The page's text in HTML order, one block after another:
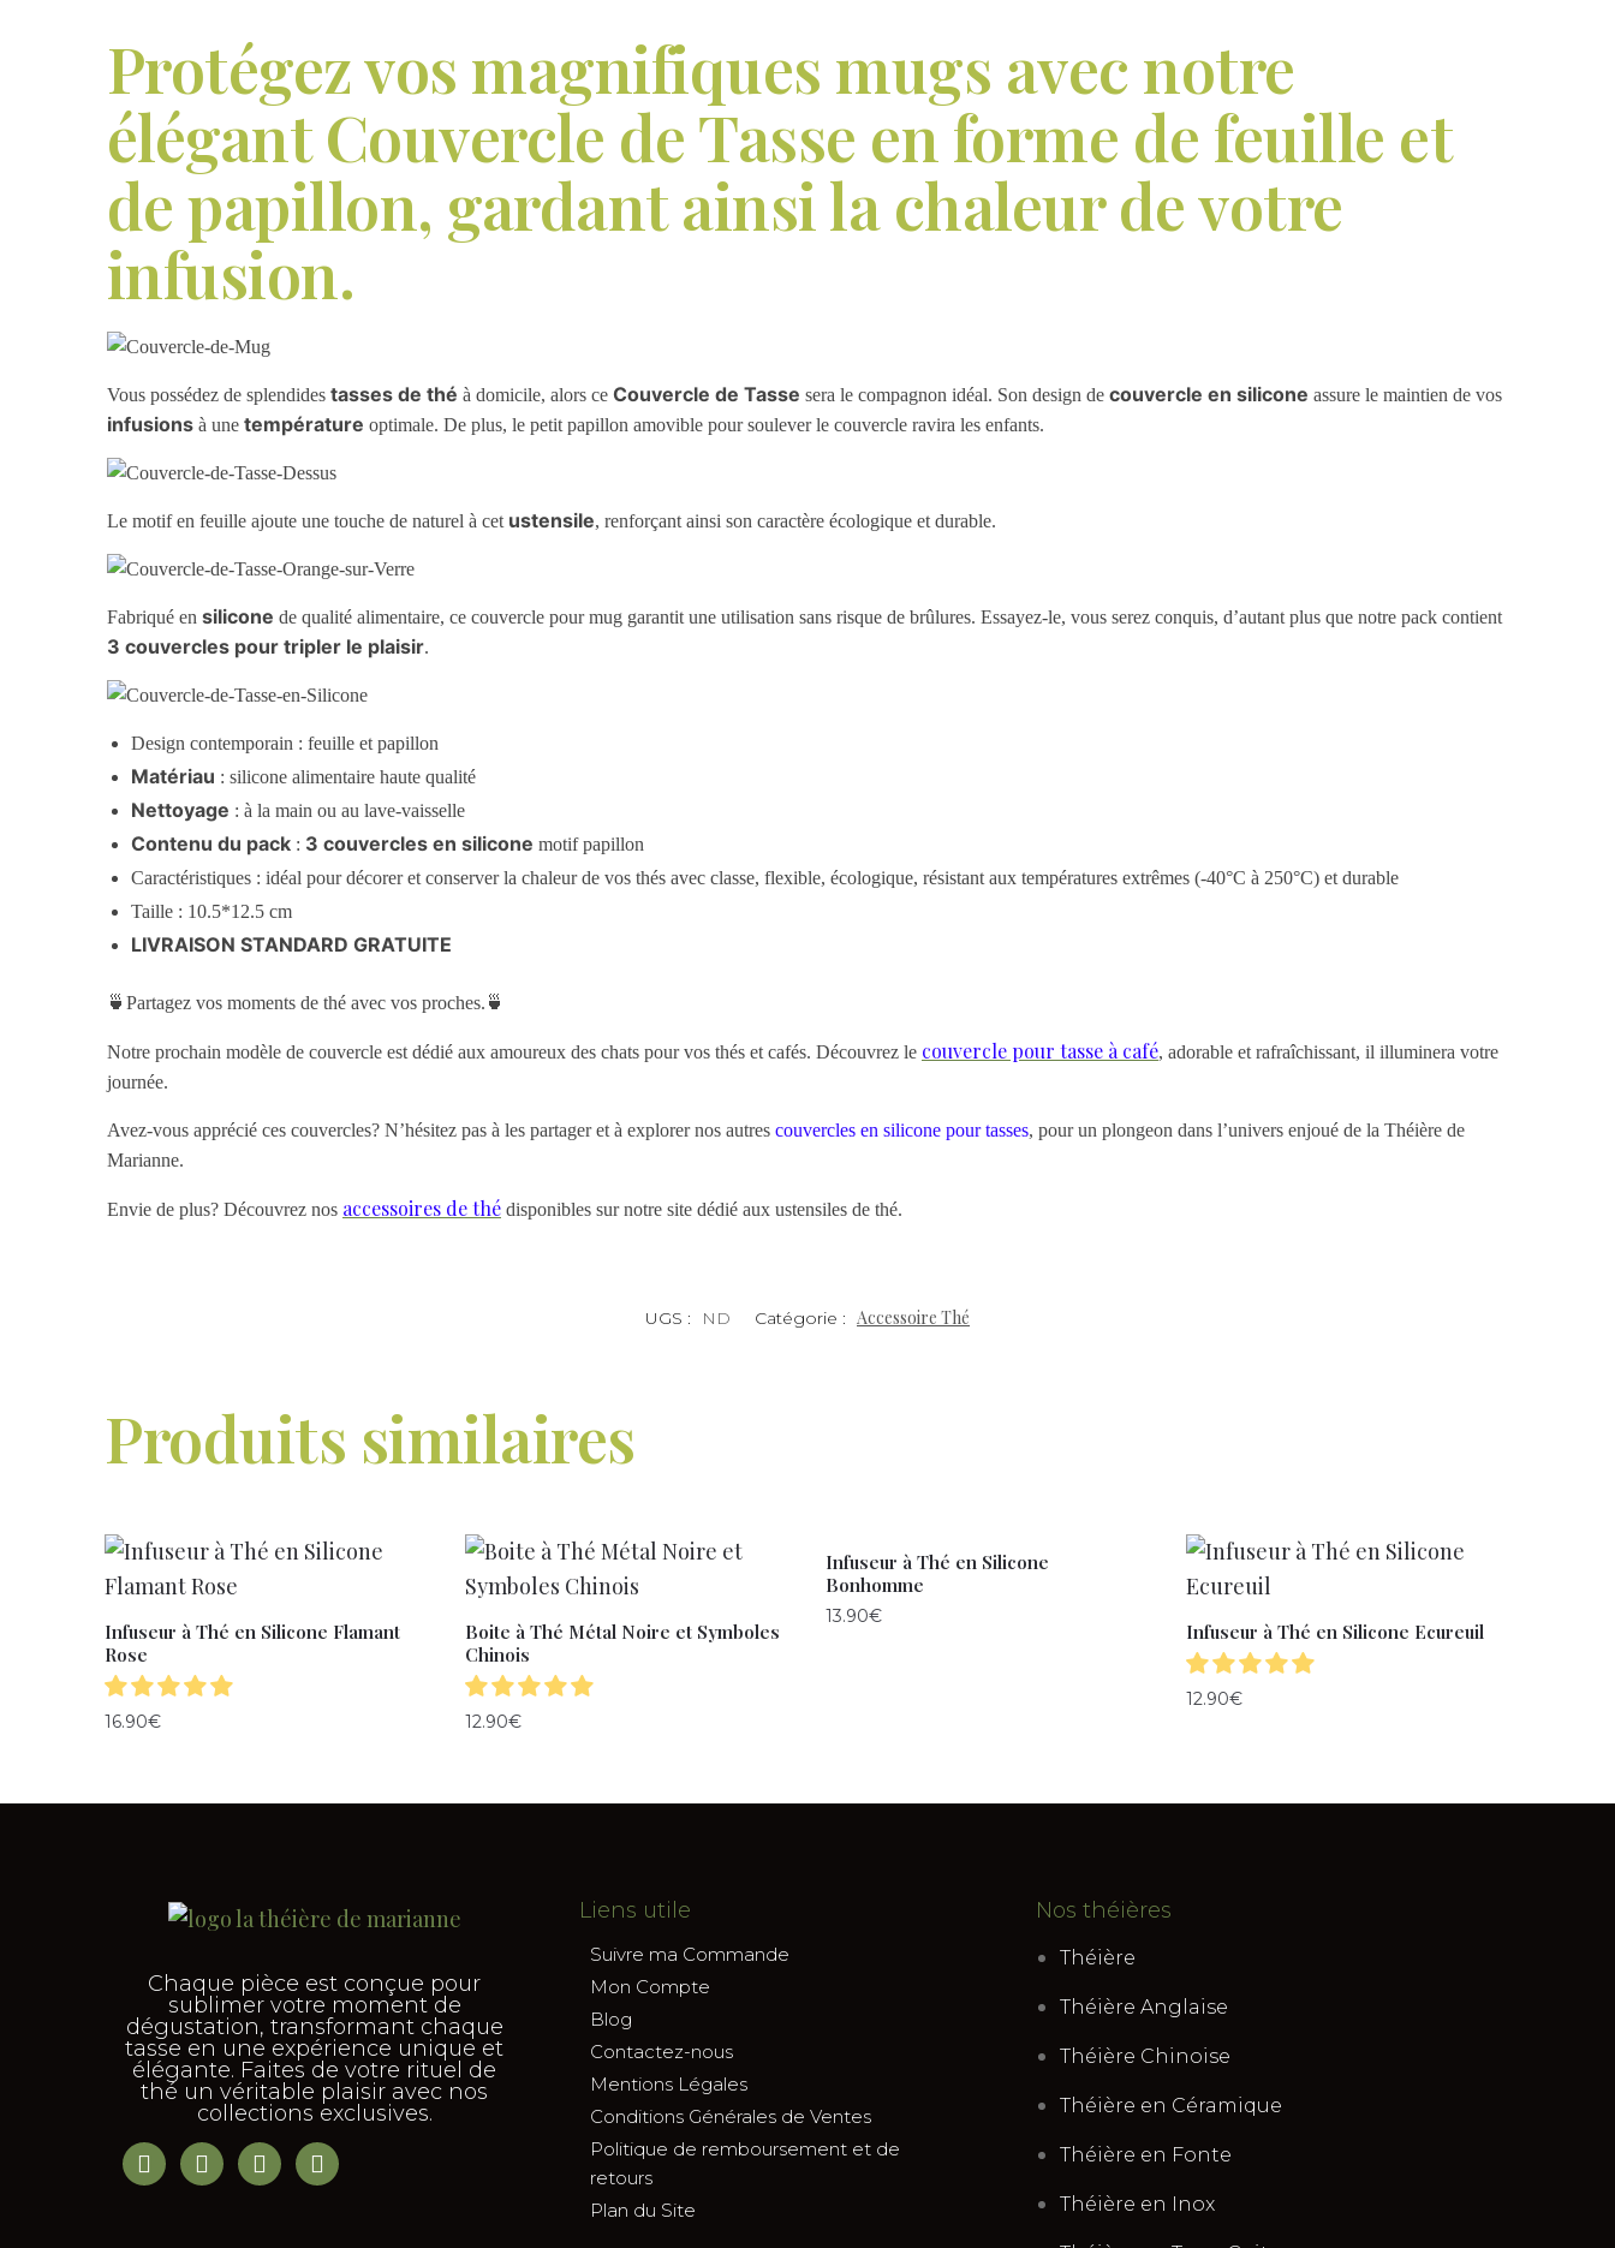
Protégez vos magnifiques mugs avec notre
élégant Couvercle de Tasse en forme de feuille et
de papillon, gardant ainsi la chaleur de votre
infusion.
Vous possédez de splendides tasses de thé à domicile, alors ce Couvercle de Tasse sera le compagnon idéal. Son design de couvercle en silicone assure le maintien de vos
infusionsà une température optimale. De plus, le petit papillon amovible pour soulever le couvercle ravira les enfants.
Le motif en feuille ajoute une touche de naturel à cet ustensile, renforçant ainsi son caractère écologique et durable.
Fabriqué en silicone de qualité alimentaire, ce couvercle pour mug garantit une utilisation sans risque de brûlures. Essayez-le, vous serez conquis, d’autant plus que notre pack contient
3 couvercles pour tripler le plaisir.
Design contemporain : feuille et papillon
Matériau : silicone alimentaire haute qualité
Nettoyage : à la main ou au lave-vaisselle
Contenu du pack: 3 couvercles en silicone motif papillon
Caractéristiques : idéal pour décorer et conserver la chaleur de vos thés avec classe, flexible, écologique, résistant aux températures extrêmes (-40°C à 250°C) et durable
Taille : 10.5*12.5 cm
LIVRAISON STANDARD GRATUITE
🍵Partagez vos moments de thé avec vos proches.🍵
Notre prochain modèle de couvercle est dédié aux amoureux des chats pour vos thés et cafés. Découvrez le couvercle pour tasse à café, adorable et rafraîchissant, il illuminera votre
journée.
Avez-vous apprécié ces couvercles? N’hésitez pas à les partager et à explorer nos autres couvercles en silicone pour tasses, pour un plongeon dans l’univers enjoué de la Théière de
Marianne.
Envie de plus? Découvrez nos accessoires de thédisponibles sur notre site dédié aux ustensiles de thé.
UGS : ND Catégorie : Accessoire Thé
Produits similaires
Infuseur à Thé en Silicone Flamant
Rose
16.90€
Boite à Thé Métal Noire et Symboles
Chinois
12.90€
Infuseur à Thé en Silicone
Bonhomme
13.90€
Infuseur à Thé en Silicone Ecureuil
12.90€
Chaque pièce est conçue pour
sublimer votre moment de
dégustation, transformant chaque
tasse en une expérience unique et
élégante. Faites de votre rituel de
thé un véritable plaisir avec nos
collections exclusives.
Liens utile
Suivre ma Commande
Mon Compte
Blog
Contactez-nous
Mentions Légales
Conditions Générales de Ventes
Politique de remboursement et de
retours
Plan du Site
Nos théières
Théière
Théière Anglaise
Théière Chinoise
Théière en Céramique
Théière en Fonte
Théière en Inox